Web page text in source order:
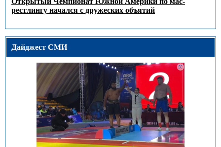
рестлингу начался с дружеских объятий
Дайджест СМИ